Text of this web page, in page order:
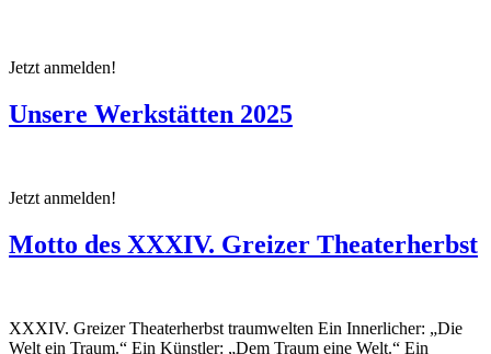
Jetzt anmelden!
Unsere Werkstätten 2025
Jetzt anmelden!
Motto des XXXIV. Greizer Theaterherbst
XXXIV. Greizer Theaterherbst traumwelten Ein Innerlicher: „Die
Welt ein Traum.“ Ein Künstler: „Dem Traum eine Welt.“ Ein